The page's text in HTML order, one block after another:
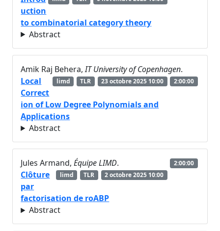
uction
to combinatorial category theory
Abstract
Amik Raj Behera,IT University of Copenhagen.
2:00:00
23 octobre 2025 10:00
TLR
limd
Local
Correct
ion of Low Degree Polynomials and
Applications
Abstract
Jules Armand,Équipe LIMD.
2:00:00
2 octobre 2025 10:00
TLR
limd
Clôture
par
factorisation de roABP
Abstract